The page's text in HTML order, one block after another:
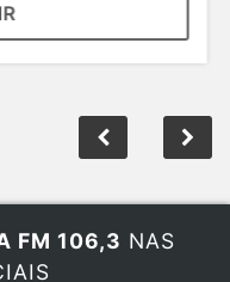
FM 106,3 NAS